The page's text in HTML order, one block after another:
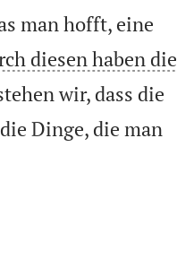
man hofft, eine
diesen haben die
wir, dass die
Dinge, die man